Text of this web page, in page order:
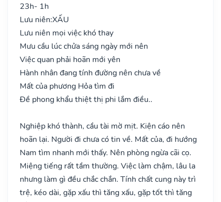
23h- 1h
Lưu niên:XẤU
Lưu niên mọi việc khó thay
Mưu cầu lúc chửa sáng ngày mới nên
Việc quan phải hoãn mới yên
Hành nhân đang tính đường nên chưa về
Mất của phương Hỏa tìm đi
Đề phong khẩu thiệt thị phi lắm điều..
Nghiệp khó thành, cầu tài mờ mịt. Kiện cáo nên
hoãn lại. Người đi chưa có tin về. Mất của, đi hướng
Nam tìm nhanh mới thấy. Nên phòng ngừa cãi cọ.
Miệng tiếng rất tầm thường. Việc làm chậm, lâu la
nhưng làm gì đều chắc chắn. Tính chất cung này trì
trệ, kéo dài, gặp xấu thì tăng xấu, gặp tốt thì tăng